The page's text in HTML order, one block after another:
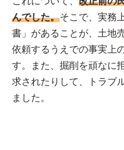
んでした。そこで、実務
書」があることが、土地
依頼するうえでの事実上
す。また、掘削を頑なに
求されたりして、トラブ
ました。